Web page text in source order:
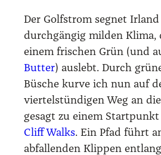
Der Golf­strom seg­net
durch­gän­gig mil­den Kli­ma,
einem fri­schen Grün (und
But­ter) aus­lebt. Durch
Büsche kur­ve ich nun auf
vier­tel­stün­di­gen Weg an
gesagt zu einem Start­punkt
Cliff Walks. Ein Pfad führt
abfal­len­den Klip­pen